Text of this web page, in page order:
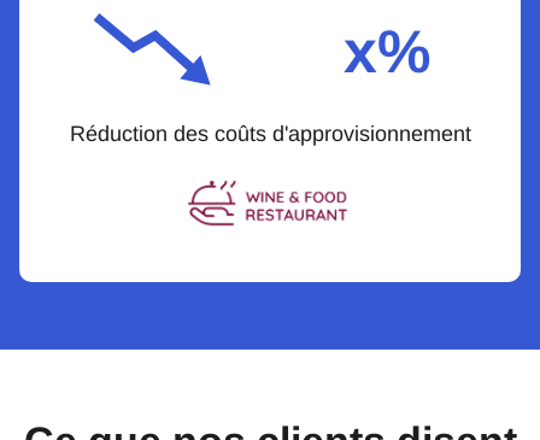
x%
Réduction des coûts d'approvisionnement